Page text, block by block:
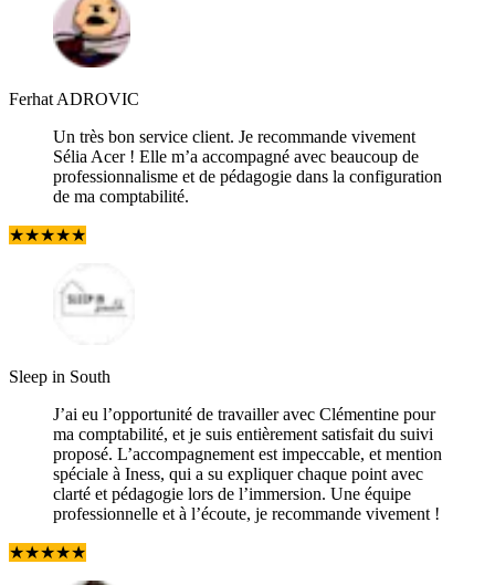
Ferhat ADROVIC
Un très bon service client. Je recommande vivement
Sélia Acer ! Elle m’a accompagné avec beaucoup de
professionnalisme et de pédagogie dans la configuration
de ma comptabilité.
★★★★★
Sleep in South
J’ai eu l’opportunité de travailler avec Clémentine pour
ma comptabilité, et je suis entièrement satisfait du suivi
proposé. L’accompagnement est impeccable, et mention
spéciale à Iness, qui a su expliquer chaque point avec
clarté et pédagogie lors de l’immersion. Une équipe
professionnelle et à l’écoute, je recommande vivement !
★★★★★